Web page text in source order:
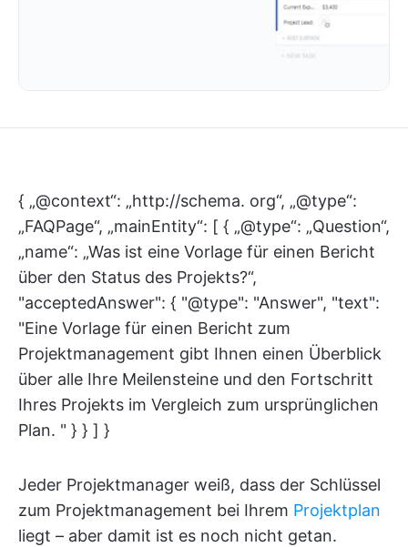
{ „@context“: „http://schema. org“, „@type“:
„FAQPage“, „mainEntity“: [ { „@type“: „Question“,
„name“: „Was ist eine Vorlage für einen Bericht
über den Status des Projekts?“,
"acceptedAnswer": { "@type": "Answer", "text":
"Eine Vorlage für einen Bericht zum
Projektmanagement gibt Ihnen einen Überblick
über alle Ihre Meilensteine und den Fortschritt
Ihres Projekts im Vergleich zum ursprünglichen
Plan. " } } ] }
Jeder Projektmanager weiß, dass der Schlüssel
zum Projektmanagement bei Ihrem Projektplan
liegt – aber damit ist es noch nicht getan.